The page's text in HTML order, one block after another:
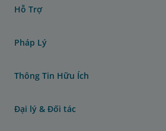
Hỗ Trợ
Pháp Lý
Thông Tin Hữu Ích
Đại lý & Đối tác